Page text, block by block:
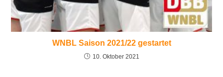
WNBL Saison 2021/22 gestartet
10. Oktober 2021